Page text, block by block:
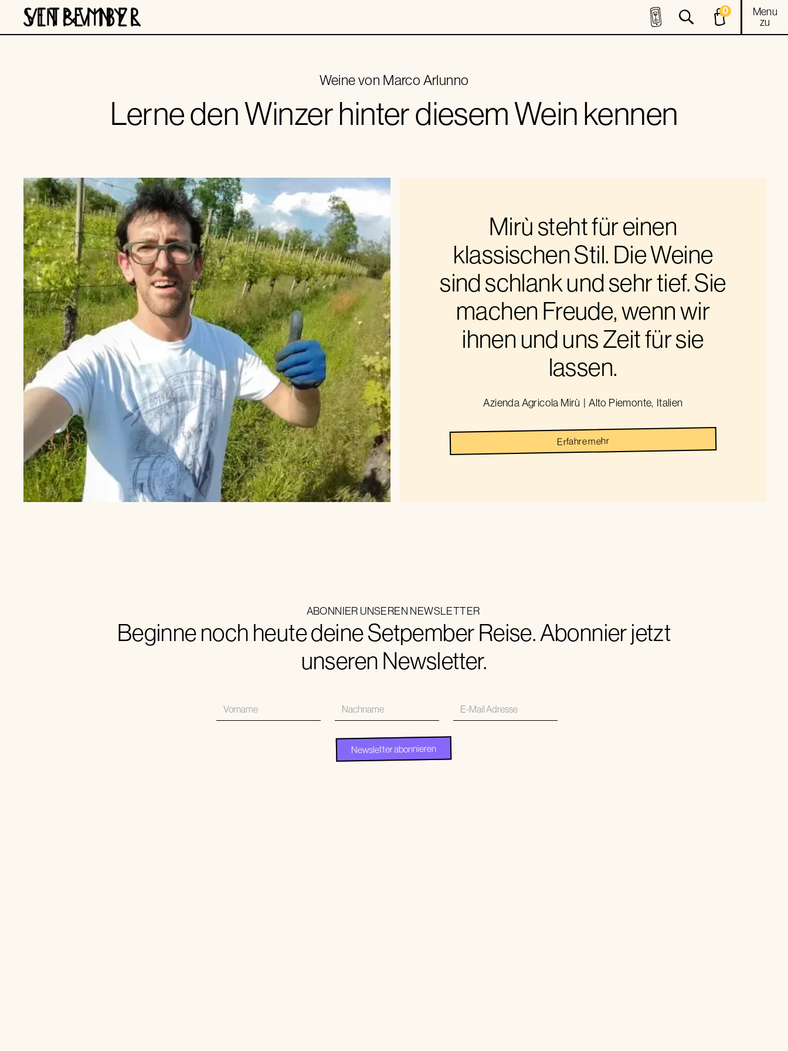
0
Menu
zu
Weine von Marco Arlunno
Lerne den Winzer hinter diesem Wein kennen
Mirù steht für einen
klassischen Stil. Die Weine
sind schlank und sehr tief. Sie
machen Freude, wenn wir
ihnen und uns Zeit für sie
lassen.
Azienda Agricola Mirù | Alto Piemonte, Italien
Erfahre mehr
ABONNIER UNSEREN NEWSLETTER
Beginne noch heute deine Setpember Reise. Abonnier jetzt
unseren Newsletter.